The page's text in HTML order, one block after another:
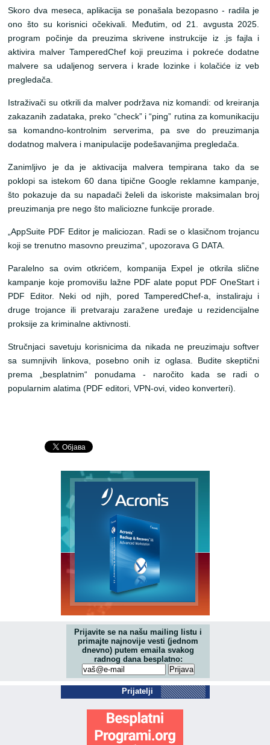
Skoro dva meseca, aplikacija se ponašala bezopasno - radila je
ono što su korisnici očekivali. Međutim, od 21. avgusta 2025.
program počinje da preuzima skrivene instrukcije iz .js fajla i
aktivira malver TamperedChef koji preuzima i pokreće dodatne
malvere sa udaljenog servera i krade lozinke i kolačiće iz veb
pregledača.
Istraživači su otkrili da malver podržava niz komandi: od kreiranja
zakazanih zadataka, preko “check” i “ping” rutina za komunikaciju
sa komandno-kontrolnim serverima, pa sve do preuzimanja
dodatnog malvera i manipulacije podešavanjima pregledača.
Zanimljivo je da je aktivacija malvera tempirana tako da se
poklopi sa istekom 60 dana tipične Google reklamne kampanje,
što pokazuje da su napadači želeli da iskoriste maksimalan broj
preuzimanja pre nego što maliciozne funkcije prorade.
„AppSuite PDF Editor je maliciozan. Radi se o klasičnom trojancu
koji se trenutno masovno preuzima“, upozorava G DATA.
Paralelno sa ovim otkrićem, kompanija Expel je otkrila slične
kampanje koje promovišu lažne PDF alate poput PDF OneStart i
PDF Editor. Neki od njih, pored TamperedChef-a, instaliraju i
druge trojance ili pretvaraju zaražene uređaje u rezidencijalne
proksije za kriminalne aktivnosti.
Stručnjaci savetuju korisnicima da nikada ne preuzimaju softver
sa sumnjivih linkova, posebno onih iz oglasa. Budite skeptični
prema „besplatnim“ ponudama - naročito kada se radi o
popularnim alatima (PDF editori, VPN-ovi, video konverteri).
Prijavite se na našu mailing listu i
primajte najnovije vesti (jednom
dnevno) putem emaila svakog
radnog dana besplatno:
Prijatelji